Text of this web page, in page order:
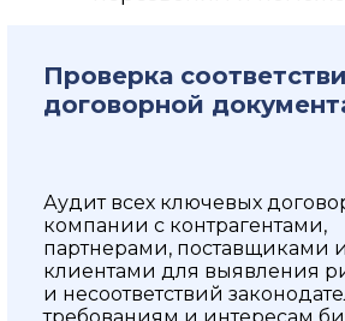
Проверка
договорной
Аудит всех ключевых
компании с контрагентами,
партнерами, поставщиками и
клиентами для выявления
и несоответствий